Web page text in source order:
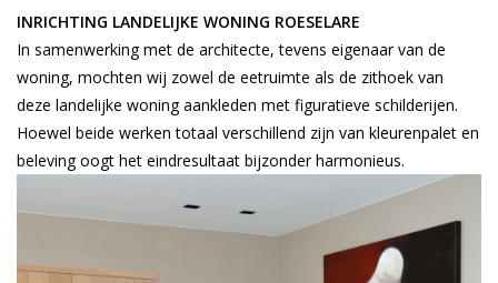
INRICHTING LANDELIJKE WONING ROESELARE
In samenwerking met de architecte, tevens eigenaar van de
woning, mochten wij zowel de eetruimte als de zithoek van
deze landelijke woning aankleden met figuratieve schilderijen.
Hoewel beide werken totaal verschillend zijn van kleurenpalet en
beleving oogt het eindresultaat bijzonder harmonieus.